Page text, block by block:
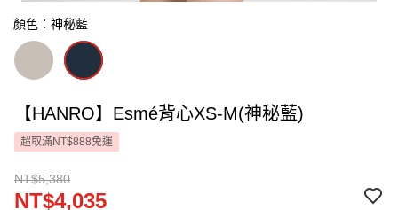
顏色：神秘藍
【HANRO】Esmé背心XS-M(神秘藍)
超取滿NT$888免運
NT$5,380
NT$4,035